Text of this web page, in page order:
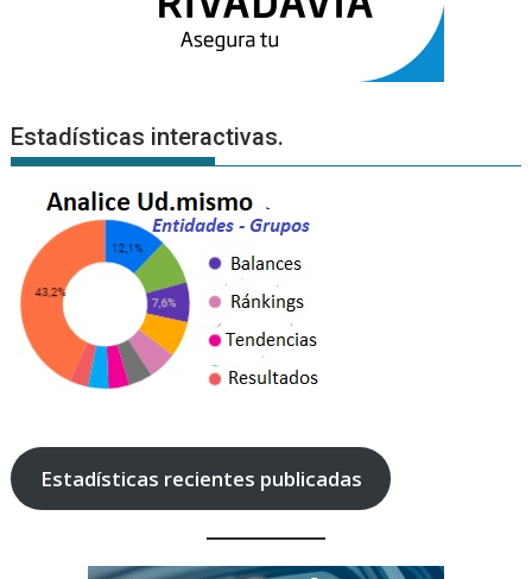
Estadísticas interactivas.
Estadísticas recientes publicadas